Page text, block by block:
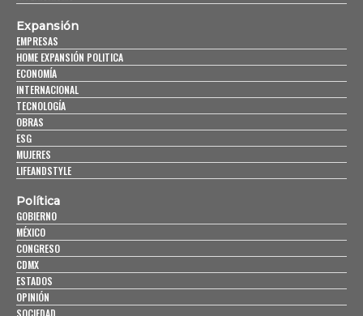
Expansión
EMPRESAS
HOME EXPANSIÓN POLITICA
ECONOMÍA
INTERNACIONAL
TECNOLOGÍA
OBRAS
ESG
MUJERES
LIFEANDSTYLE
Política
GOBIERNO
MÉXICO
CONGRESO
CDMX
ESTADOS
OPINIÓN
SOCIEDAD